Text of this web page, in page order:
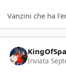
Vanzini che ha
KingOfSpa
Inviata